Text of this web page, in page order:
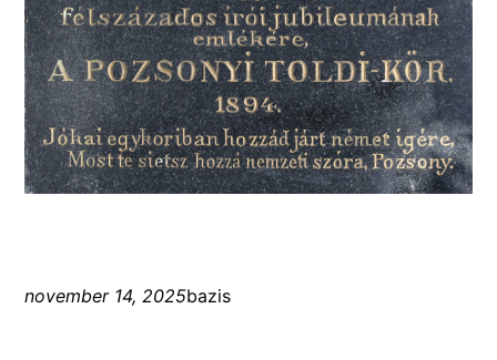
november 14, 2025bazis